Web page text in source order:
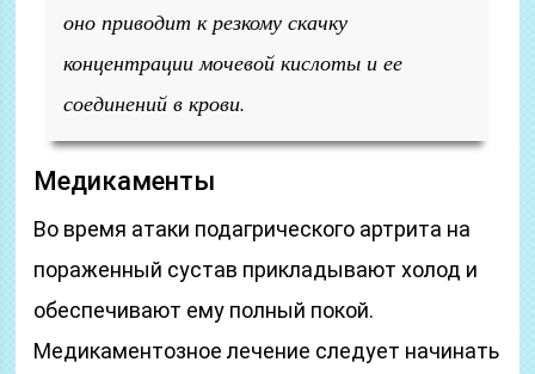
оно приводит к резкому скачку
концентрации мочевой кислоты и ее
соединений в крови.
Медикаменты
Во время атаки подагрического артрита на
пораженный сустав прикладывают холод и
обеспечивают ему полный покой.
Медикаментозное лечение следует начинать